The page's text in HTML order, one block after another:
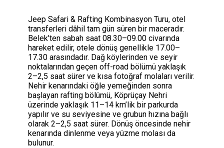
Jeep Safari & Rafting Kombinasyon Turu, otel
transferleri dâhil tam gün süren bir maceradır.
Belek’ten sabah saat 08.30–09.00 civarında
hareket edilir, otele dönüş genellikle 17.00–
17.30 arasındadır. Dağ köylerinden ve seyir
noktalarından geçen off-road bölümü yaklaşık
2–2,5 saat sürer ve kısa fotoğraf molaları verilir.
Nehir kenarındaki öğle yemeğinden sonra
başlayan rafting bölümü, Köprüçay Nehri
üzerinde yaklaşık 11–14 km’lik bir parkurda
yapılır ve su seviyesine ve grubun hızına bağlı
olarak 2–2,5 saat sürer. Dönüş öncesinde nehir
kenarında dinlenme veya yüzme molası da
bulunur.